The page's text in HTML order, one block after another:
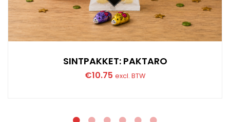
SINTPAKKET: PAKTARO
€10.75 excl. BTW